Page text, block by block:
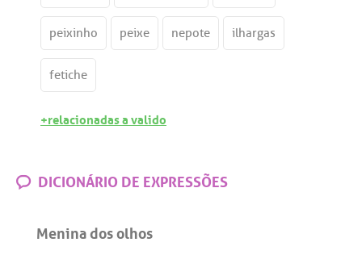
peixinho peixe nepote ilhargas
fetiche
+relacionadas a valido
DICIONÁRIO DE EXPRESSÕES
Menina dos olhos